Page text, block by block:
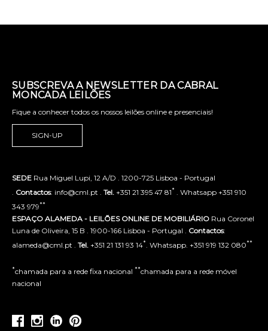
SUBSCREVA A NEWSLETTER DA CABRAL
MONCADA LEILÕES
Fique a conhecer todos os nossos leilões online e presenciais!
SIGN-UP
SEDE Rua Miguel Lupi, 12 A/D . 1200-725 Lisboa - Portugal
Contactos: info@cml.pt . Tel. +351 21 395 47 81* . Whatsapp +351 910
343 979**
ESPAÇO ALAMEDA - LEILÕES ONLINE DE MOBILIÁRIO Rua Coronel
Luna de Oliveira, 15 B . 1900-166 Lisboa - Portugal . Contactos:
alameda@cml.pt . Tel. +351 21 131 93 14* . Whatsapp. +351 919 132 080**
*chamada para a rede fixa nacional **chamada para a rede móvel
nacional